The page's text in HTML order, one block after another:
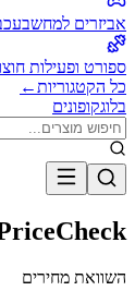
אביזרים למחשב
ספורט ופעילות
כל הקטגוריות←
בלוגקופונים
השוואת מחירים